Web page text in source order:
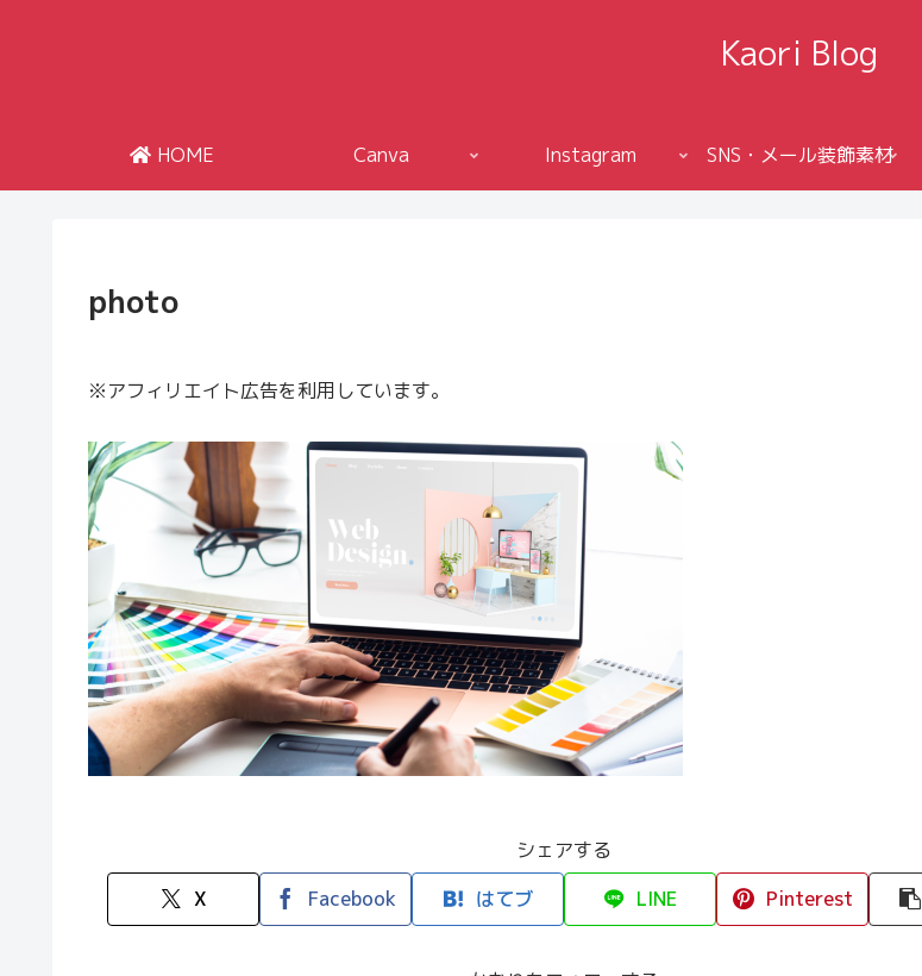
Kaori Blog
HOME Canva Instagram SNS・メール装飾素材
photo
※アフィリエイト広告を利用しています。
シェアする
X
Facebook はてブ LINE Pinterest